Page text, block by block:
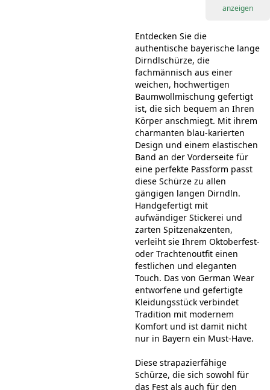
anzeigen
Entdecken Sie die
authentische bayerische lange
Dirndlschürze, die
fachmännisch aus einer
weichen, hochwertigen
Baumwollmischung gefertigt
ist, die sich bequem an Ihren
Körper anschmiegt. Mit ihrem
charmanten blau-karierten
Design und einem elastischen
Band an der Vorderseite für
eine perfekte Passform passt
diese Schürze zu allen
gängigen langen Dirndln.
Handgefertigt mit
aufwändiger Stickerei und
zarten Spitzenakzenten,
verleiht sie Ihrem Oktoberfest-
oder Trachtenoutfit einen
festlichen und eleganten
Touch. Das von German Wear
entworfene und gefertigte
Kleidungsstück verbindet
Tradition mit modernem
Komfort und ist damit nicht
nur in Bayern ein Must-Have.
Diese strapazierfähige
Schürze, die sich sowohl für
das Fest als auch für den